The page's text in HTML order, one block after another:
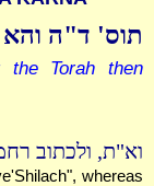
תוס' ד"ה והא
the Torah then
וא"ת, ולכתוב
whereas